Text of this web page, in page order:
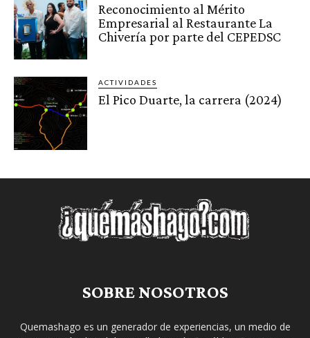
Reconocimiento al Mérito
Empresarial al Restaurante La
Chivería por parte del CEPEDSC
ACTIVIDADES
El Pico Duarte, la carrera (2024)
SOBRE NOSOTROS
Quemashago es un generador de experiencias, un medio de